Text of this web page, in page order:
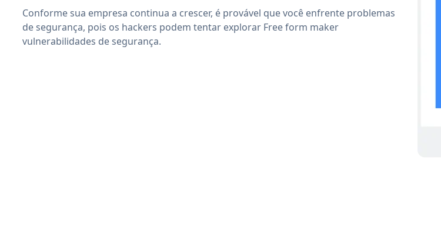
Conforme sua empresa continua a crescer, é provável que você enfrente problemas
de segurança, pois os hackers podem tentar explorar Free form maker
vulnerabilidades de segurança.